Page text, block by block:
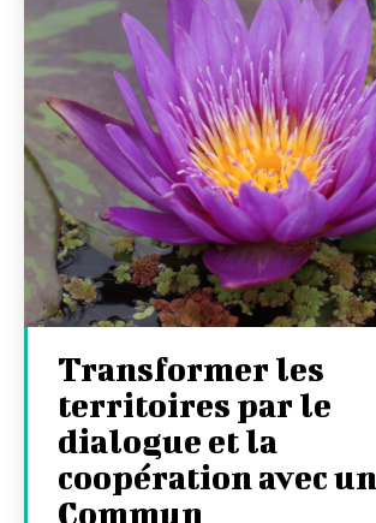
Transformer les
territoires par le
dialogue et la
coopération avec un
Commun